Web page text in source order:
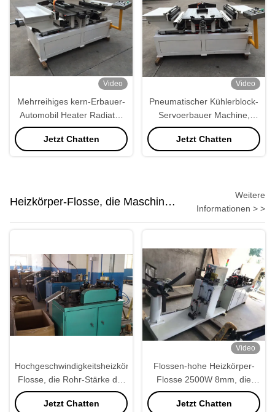
Video
Mehrreihiges kern-Erbauer-
Automobil Heater Radiator
der Rohr-800kg Aluminium
Jetzt Chatten
Video
Pneumatischer Kühlerblock-
Servoerbauer Machine,
Kern-Versammlungs-
Maschine
Jetzt Chatten
Heizkörper-Flosse, die Maschine
bildet
Weitere
Informationen > >
Hochgeschwindigkeitsheizkörper-
Flosse, die Rohr-Stärke der
Maschinen-5mm der Höhen-
1.5mm bildet
Jetzt Chatten
Video
Flossen-hohe Heizkörper-
Flosse 2500W 8mm, die
Maschinen-hohe Präzision
bildet
Jetzt Chatten